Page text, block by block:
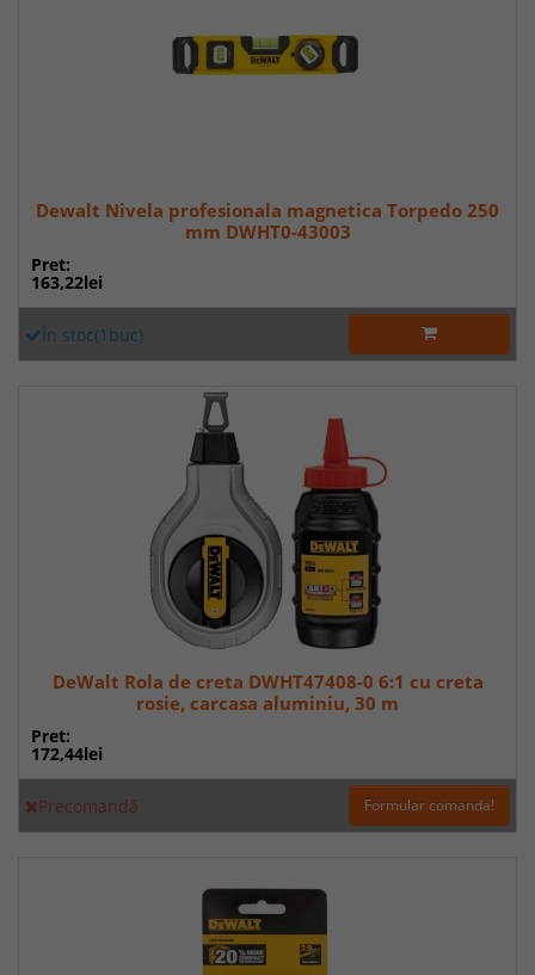
Dewalt Nivela profesionala magnetica Torpedo 250
mm DWHT0-43003
Pret:
163,22lei
În stoc(1buc)
DeWalt Rola de creta DWHT47408-0 6:1 cu creta
rosie, carcasa aluminiu, 30 m
Pret:
172,44lei
Precomandă Formular comanda!